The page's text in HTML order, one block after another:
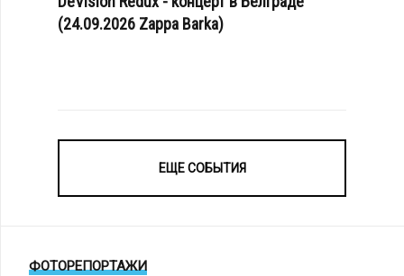
(24.09.2026 Zappa Barka)
ЕЩЕ СОБЫТИЯ
ФОТОРЕПОРТАЖИ